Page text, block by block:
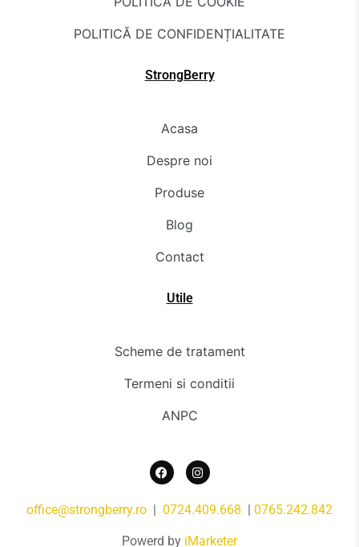
POLITICĂ DE CONFIDENȚIALITATE
StrongBerry
Acasa
Despre noi
Produse
Blog
Contact
Utile
Scheme de tratament
Termeni si conditii
ANPC
office@strongberry.ro 0724.409.668 0765.242.842
Powerd by iMarketer